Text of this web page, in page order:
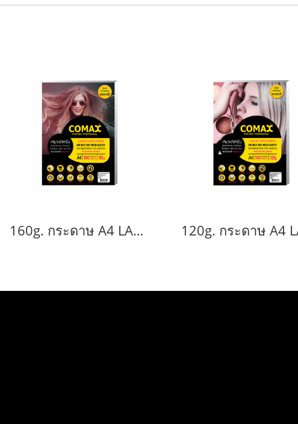
160g. กระดาษ A4 LASER PHOTO DOUBLE SIDE HIGH GLOSSY PAPER (WATER RESISTANT) 100 แผ่น